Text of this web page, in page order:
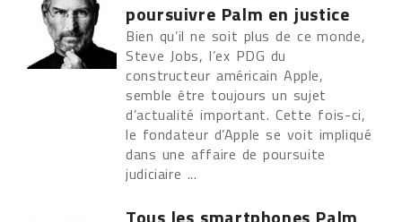
poursuivre Palm en justice
Bien qu’il ne soit plus de ce monde,
Steve Jobs, l’ex PDG du
constructeur américain Apple,
semble être toujours un sujet
d’actualité important. Cette fois-ci,
le fondateur d’Apple se voit impliqué
dans une affaire de poursuite
judiciaire ...